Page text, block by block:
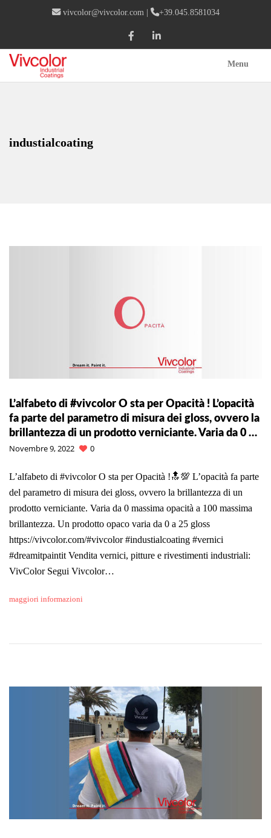
vivcolor@vivcolor.com | +39.045.8581034
Menu
industialcoating
L’alfabeto di #vivcolor O sta per Opacità ! L’opacità
fa parte del parametro di misura dei gloss, ovvero la
brillantezza di un prodotto verniciante. Varia da 0 …
Novembre 9, 2022
0
L’alfabeto di #vivcolor O sta per Opacità !🔝💯 L’opacità fa parte
del parametro di misura dei gloss, ovvero la brillantezza di un
prodotto verniciante. Varia da 0 massima opacità a 100 massima
brillantezza. Un prodotto opaco varia da 0 a 25 gloss
https://vivcolor.com/#vivcolor #industialcoating #vernici
#dreamitpaintit Vendita vernici, pitture e rivestimenti industriali:
VivColor Segui Vivcolor…
maggiori informazioni